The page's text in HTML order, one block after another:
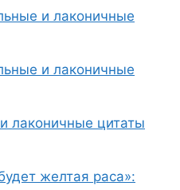
и лаконичные
и лаконичные
лаконичные цитаты
желтая раса»: